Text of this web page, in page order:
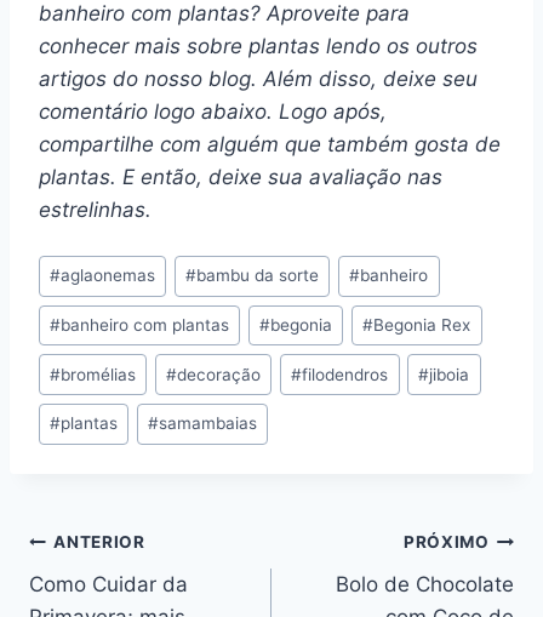
banheiro com plantas? Aproveite para
conhecer mais sobre plantas lendo os outros
artigos do nosso blog. Além disso, deixe seu
comentário logo abaixo. Logo após,
compartilhe com alguém que também gosta de
plantas. E então, deixe sua avaliação nas
estrelinhas.
Tags
do
Post:
#aglaonemas #bambu da sorte #banheiro
#banheiro com plantas #begonia #Begonia Rex
#bromélias #decoração #filodendros #jiboia
#plantas #samambaias
Navegação
de
ANTERIOR
Como Cuidar da
PRÓXIMO
Bolo de Chocolate